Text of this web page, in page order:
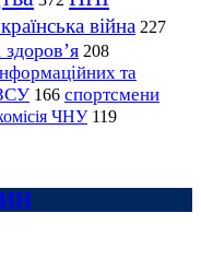
війна 227
208
та
166 спортсмени
ЧНУ 119